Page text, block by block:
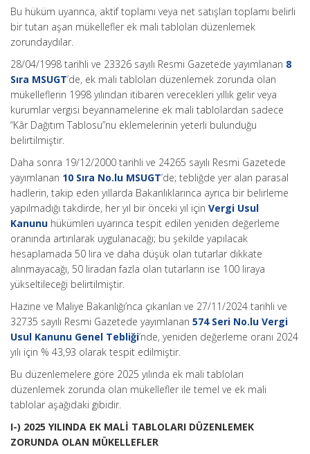
Bu hüküm uyarınca, aktif toplamı veya net satışları toplamı belirli
bir tutarı aşan mükellefler ek mali tabloları düzenlemek
zorundaydılar.
28/04/1998 tarihli ve 23326 sayılı Resmi Gazetede yayımlanan 8
Sıra MSUGT’de, ek mali tabloları düzenlemek zorunda olan
mükelleflerin 1998 yılından itibaren verecekleri yıllık gelir veya
kurumlar vergisi beyannamelerine ek mali tablolardan sadece
“Kâr Dağıtım Tablosu”nu eklemelerinin yeterli bulunduğu
belirtilmiştir.
Daha sonra 19/12/2000 tarihli ve 24265 sayılı Resmi Gazetede
yayımlanan 10 Sıra No.lu MSUGT’de; tebliğde yer alan parasal
hadlerin, takip eden yıllarda Bakanlıklarınca ayrıca bir belirleme
yapılmadığı takdirde, her yıl bir önceki yıl için Vergi Usul
Kanunu hükümleri uyarınca tespit edilen yeniden değerleme
oranında artırılarak uygulanacağı; bu şekilde yapılacak
hesaplamada 50 lira ve daha düşük olan tutarlar dikkate
alınmayacağı, 50 liradan fazla olan tutarların ise 100 liraya
yükseltileceği belirtilmiştir.
Hazine ve Maliye Bakanlığı’nca çıkarılan ve 27/11/2024 tarihli ve
32735 sayılı Resmi Gazetede yayımlanan 574 Seri No.lu Vergi
Usul Kanunu Genel Tebliği’nde, yeniden değerleme oranı 2024
yılı için % 43,93 olarak tespit edilmiştir.
Bu düzenlemelere göre 2025 yılında ek mali tabloları
düzenlemek zorunda olan mükellefler ile temel ve ek mali
tablolar aşağıdaki gibidir.
I-) 2025 YILINDA EK MALİ TABLOLARI DÜZENLEMEK
ZORUNDA OLAN MÜKELLEFLER